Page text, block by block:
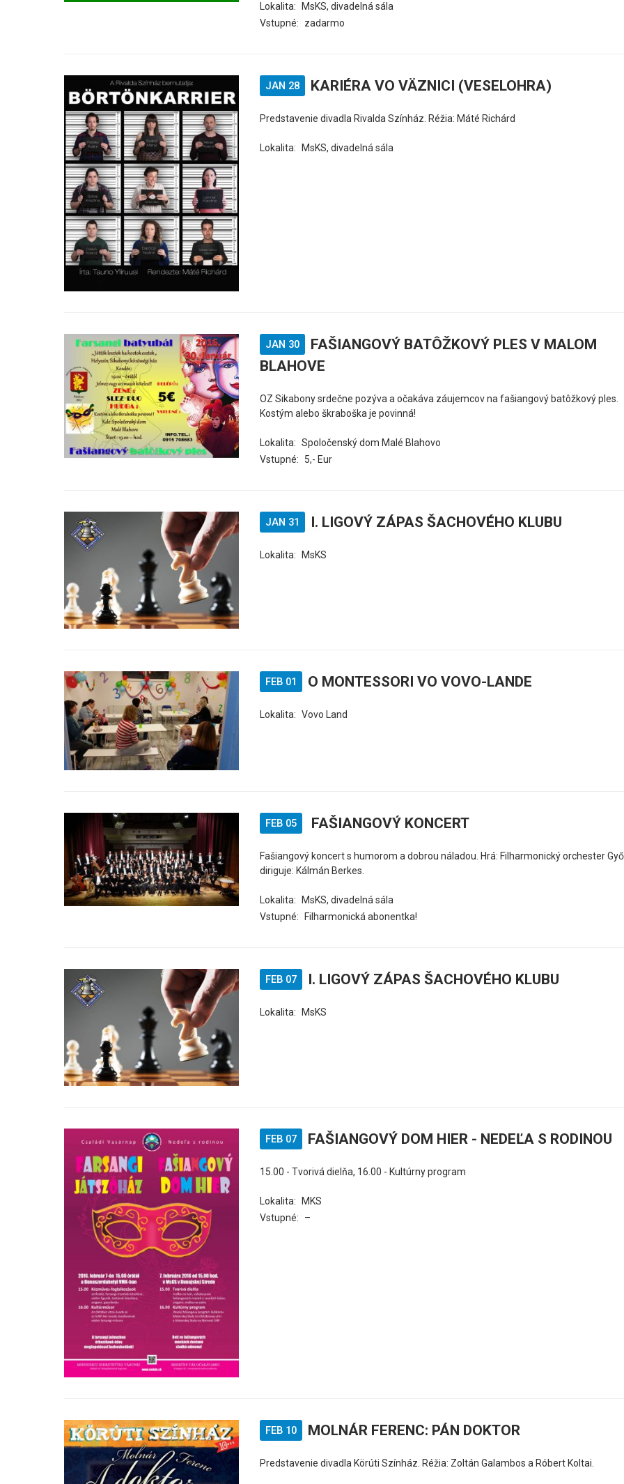
Lokalita:
MsKS, divadelná sála
Vstupné:
zadarmo
JAN 28 KARIÉRA VO VÄZNICI (VESELOHRA)
Predstavenie divadla Rivalda Színház. Réžia: Máté Richárd
Lokalita: MsKS, divadelná sála
JAN 30
FAŠIANGOVÝ BATÔŽKOVÝ PLES V MALOM
BLAHOVE
OZ Sikabony srdečne pozýva a očakáva záujemcov na fašiangový batôžkový ples.
Kostým alebo škraboška je povinná!
Lokalita: Spoločenský dom Malé Blahovo
Vstupné:
5,- Eur
JAN 31 I. LIGOVÝ ZÁPAS ŠACHOVÉHO KLUBU
Lokalita: MsKS
FEB 01 O MONTESSORI VO VOVO-LANDE
Lokalita: Vovo Land
FEB 05 FAŠIANGOVÝ KONCERT
Fašiangový koncert s humorom a dobrou náladou. Hrá: Filharmonický orchester
diriguje: Kálmán Berkes.
Lokalita:
MsKS, divadelná sála
Vstupné:
Filharmonická abonentka!
FEB 07 I. LIGOVÝ ZÁPAS ŠACHOVÉHO KLUBU
Lokalita: MsKS
FEB 07 FAŠIANGOVÝ DOM HIER - NEDEĽA S RODINOU
15.00 - Tvorivá dielňa, 16.00 - Kultúrny program
Lokalita:
MKS
Vstupné:
–
FEB 10 MOLNÁR FERENC: PÁN DOKTOR
Predstavenie divadla Körúti Színház. Réžia: Zoltán Galambos a Róbert Koltai.